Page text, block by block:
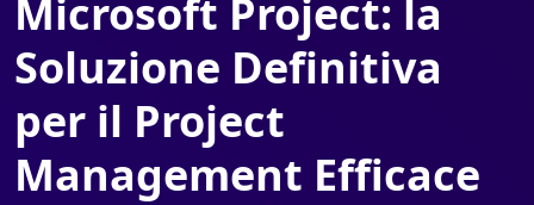
Microsoft Project: la
Soluzione Definitiva
per il Project
Management Efficace